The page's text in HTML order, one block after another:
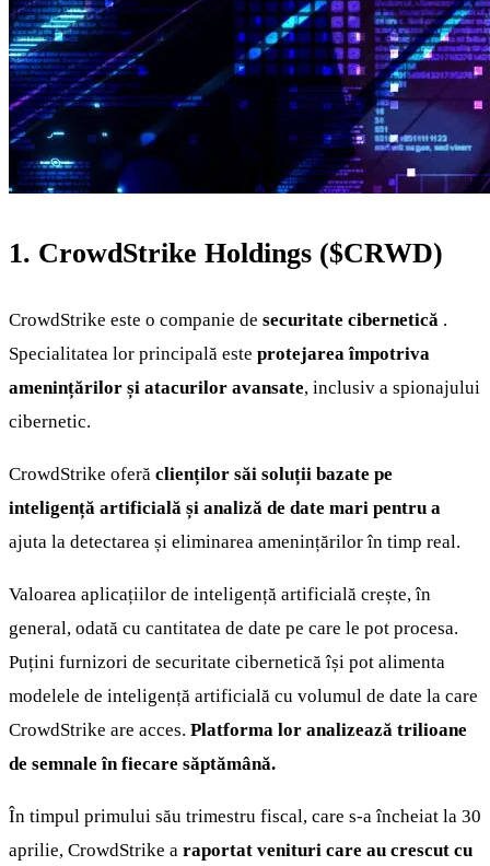
1. CrowdStrike Holdings ($CRWD)
CrowdStrike este o companie de securitate cibernetică .
Specialitatea lor principală este protejarea împotriva
amenințărilor și atacurilor avansate, inclusiv a spionajului
cibernetic.
CrowdStrike oferă clienților săi soluții bazate pe
inteligență artificială și analiză de date mari pentru a
ajuta la detectarea și eliminarea amenințărilor în timp real.
Valoarea aplicațiilor de inteligență artificială crește, în
general, odată cu cantitatea de date pe care le pot procesa.
Puțini furnizori de securitate cibernetică își pot alimenta
modelele de inteligență artificială cu volumul de date la care
CrowdStrike are acces. Platforma lor analizează trilioane
de semnale în fiecare săptămână.
În timpul primului său trimestru fiscal, care s-a încheiat la 30
aprilie, CrowdStrike a raportat venituri care au crescut cu